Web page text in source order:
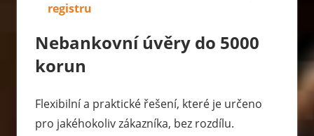
registru
Nebankovní úvěry do 5000
korun
Flexibilní a praktické řešení, které je určeno
pro jakéhokoliv zákazníka, bez rozdílu.